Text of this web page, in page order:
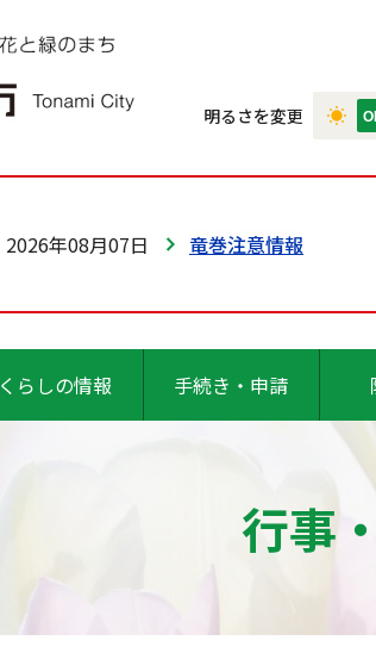
明るさを変更
2026年08月07日 竜巻注意情報
くらしの情報 手続き・申請
行事